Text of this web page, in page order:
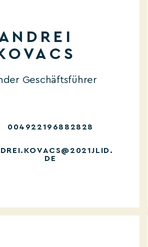
Geschäftsführer
004922196882828
DE